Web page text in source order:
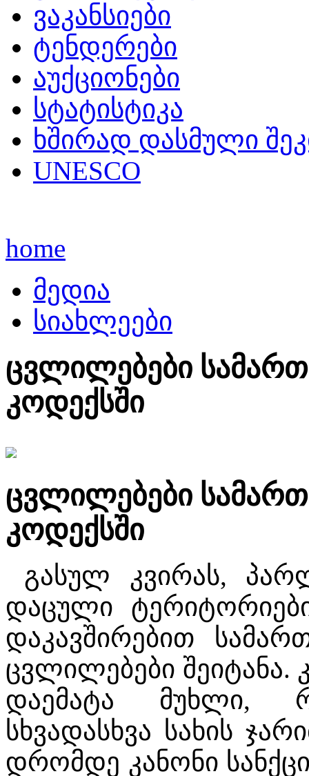
ვაკანსიები
ტენდერები
აუქციონები
სტატისტიკა
ხშირად დასმული
UNESCO
home
მედია
სიახლეები
ცვლილებები
კოდექსში
ცვლილებები
კოდექსში
გასულ კვირას,
დაცული
დაკავშირებით
ცვლილებები
დაემატა მუხლი,
სხვადასხვა სახის
დრომდე კანონი